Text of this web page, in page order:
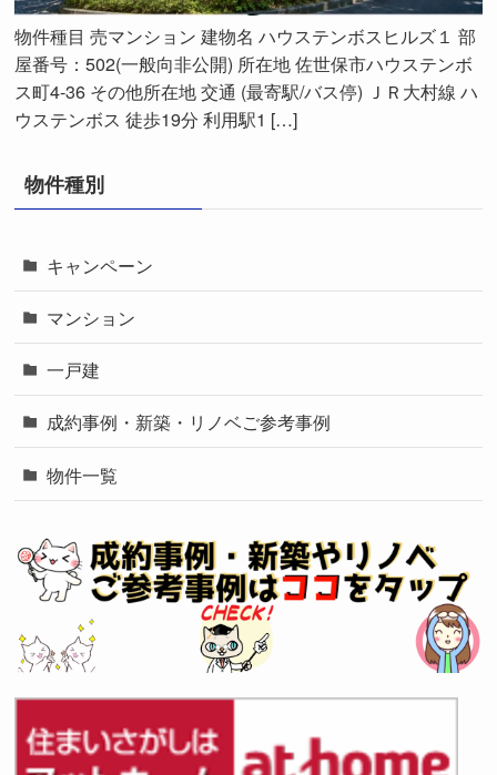
物件種目 売マンション 建物名 ハウステンボスヒルズ１ 部
屋番号：502(一般向非公開) 所在地 佐世保市ハウステンボ
ス町4-36 その他所在地 交通 (最寄駅/バス停) ＪＲ大村線 ハ
ウステンボス 徒歩19分 利用駅1 […]
物件種別
キャンペーン
マンション
一戸建
成約事例・新築・リノベご参考事例
物件一覧